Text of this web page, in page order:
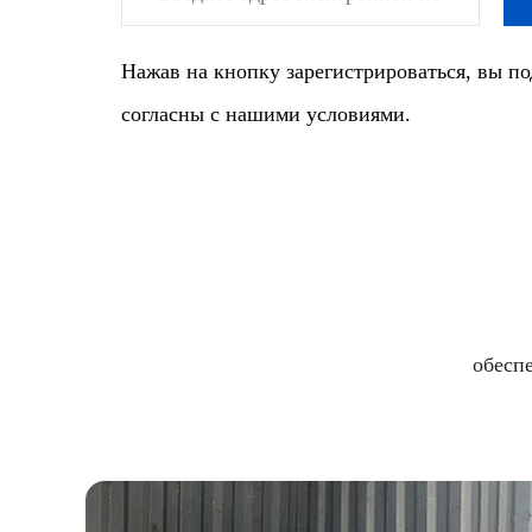
Нажав на кнопку зарегистрироваться, вы
согласны с нашими условиями.